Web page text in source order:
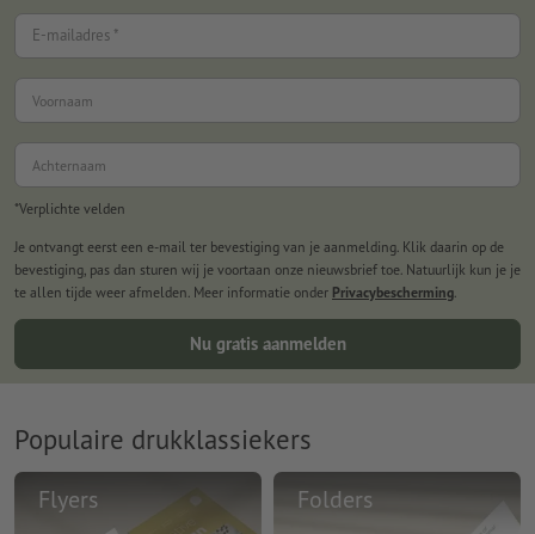
E-mailadres *
Voornaam
Achternaam
*Verplichte velden
Je ontvangt eerst een e-mail ter bevestiging van je aanmelding. Klik daarin op de
bevestiging, pas dan sturen wij je voortaan onze nieuwsbrief toe. Natuurlijk kun je je
te allen tijde weer afmelden. Meer informatie onder Privacybescherming
Nu gratis aanmelden
Populaire drukklassiekers
Flyers Folders